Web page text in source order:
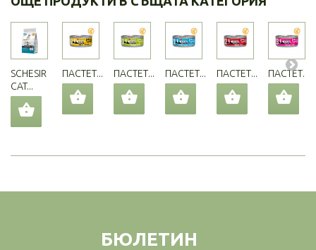
SCHESIR
CAT...
ПАСТЕТ... ПАСТЕТ... ПАСТЕТ... ПАСТЕТ... ПАСТЕТ...
БЮЛЕТИН